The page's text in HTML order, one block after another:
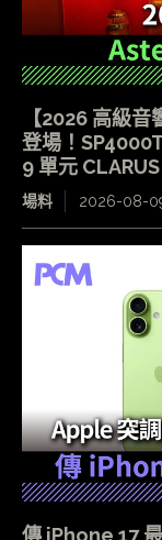
【2026 高級
登場！
9 單元
場料 2026-08-
傳 iPhone 17